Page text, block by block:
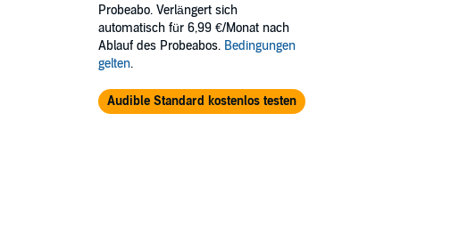
drei Männer, von denen allerdings nur der Leiter
sich an dem Jungen vergangen zu haben,
im Ausland nach St. Peter-Ording zurückkehrt
vielleicht eine Chance, den Mann lebend zu
Probeabo. Verlängert sich
automatisch für 6,99 €/Monat nach
Ablauf des Probeabos. Bedingungen
gelten.
Audible Standard kostenlos testen